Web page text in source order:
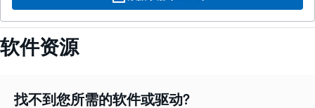
软件资源
找不到您所需的软件或驱动?